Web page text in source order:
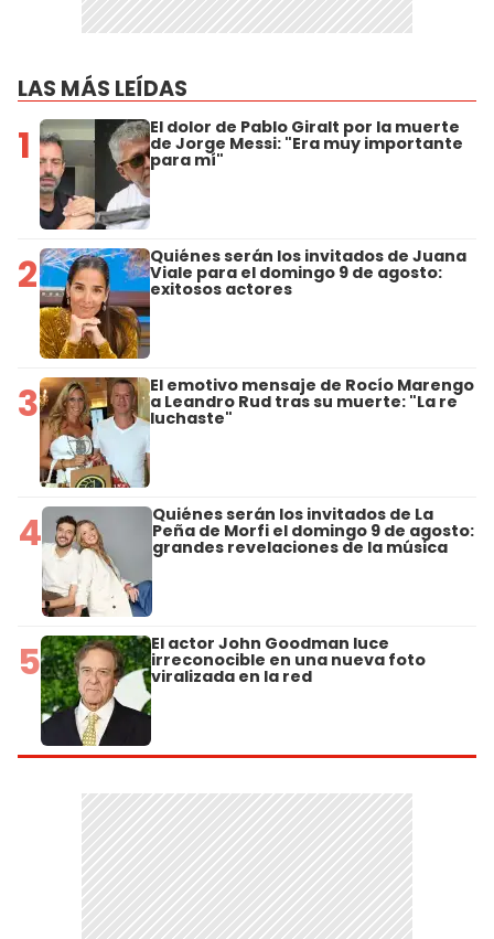
LAS MÁS LEÍDAS
1 El dolor de Pablo Giralt por la muerte
de Jorge Messi: "Era muy importante
para mí"
2 Quiénes serán los invitados de Juana
Viale para el domingo 9 de agosto:
exitosos actores
3 El emotivo mensaje de Rocío Marengo
a Leandro Rud tras su muerte: "La re
luchaste"
4 Quiénes serán los invitados de La
Peña de Morfi el domingo 9 de agosto:
grandes revelaciones de la música
5 El actor John Goodman luce
irreconocible en una nueva foto
viralizada en la red